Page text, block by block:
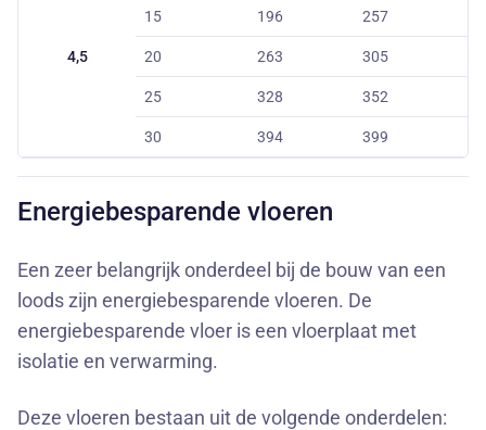
4,5
15 196 257
20 263 305
25 328 352
30 394 399
Energiebesparende vloeren
Een zeer belangrijk onderdeel bij de bouw van een
loods zijn energiebesparende vloeren. De
energiebesparende vloer is een vloerplaat met
isolatie en verwarming.
Deze vloeren bestaan uit de volgende onderdelen: